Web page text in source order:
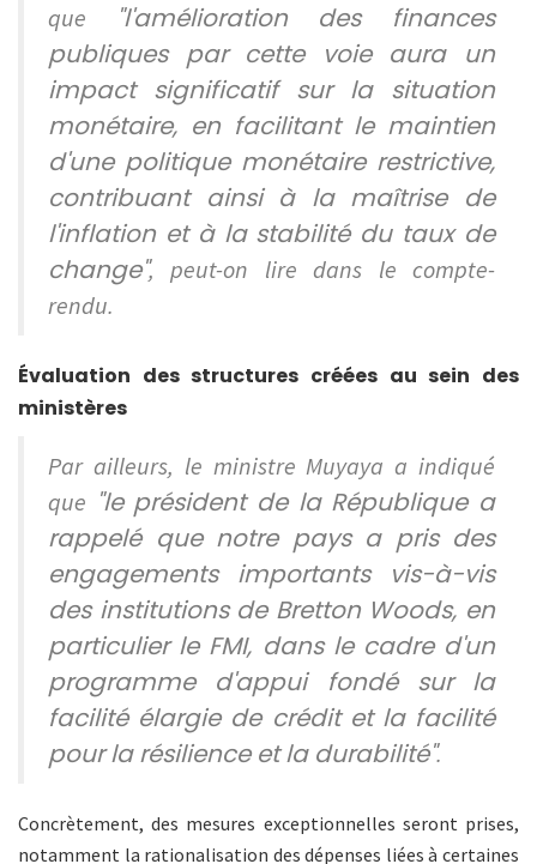
que
"l'amélioration des finances
publiques par cette voie aura un
impact significatif sur la situation
monétaire, en facilitant le maintien
d'une politique monétaire restrictive,
contribuant ainsi à la maîtrise de
l'inflation et à la stabilité du taux de
change", peut-on lire dans le compte-
rendu.
Évaluation des structures créées au sein des
ministères
Par ailleurs, le ministre Muyaya a indiqué
que "le président de la République a
rappelé que notre pays a pris des
engagements importants vis-à-vis
des institutions de Bretton Woods, en
particulier le FMI, dans le cadre d'un
programme d'appui fondé sur la
facilité élargie de crédit et la facilité
pour la résilience et la durabilité".
Concrètement, des mesures exceptionnelles seront prises,
notamment la rationalisation des dépenses liées à certaines